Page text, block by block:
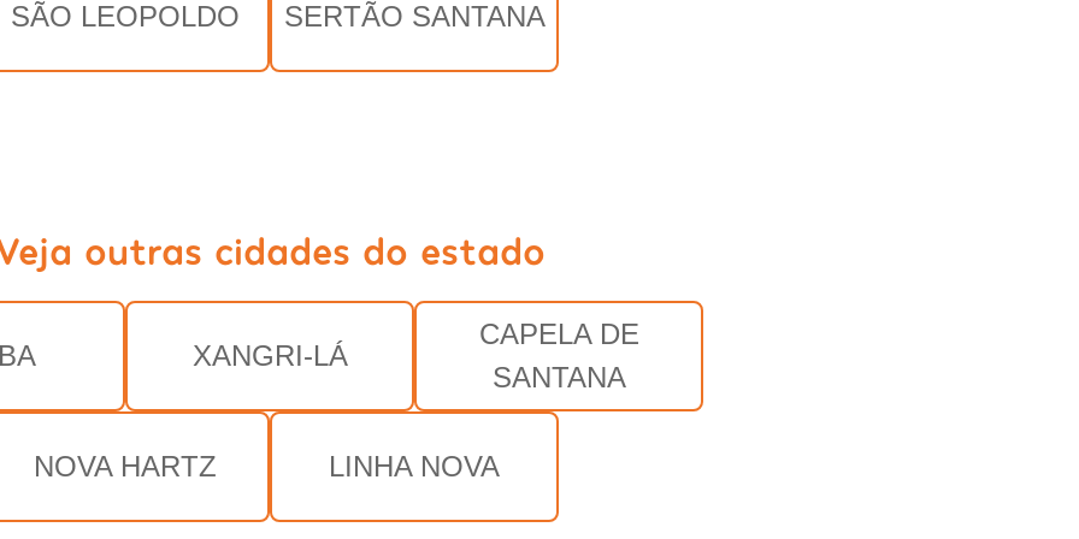
SÃO LEOPOLDO SERTÃO SANTANA
outras cidades do estado
XANGRI-LÁ
CAPELA DE
SANTANA
NOVA HARTZ LINHA NOVA